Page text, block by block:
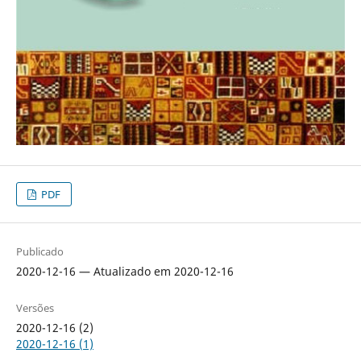
PDF
Publicado
2020-12-16 — Atualizado em 2020-12-16
Versões
2020-12-16 (2)
2020-12-16 (1)